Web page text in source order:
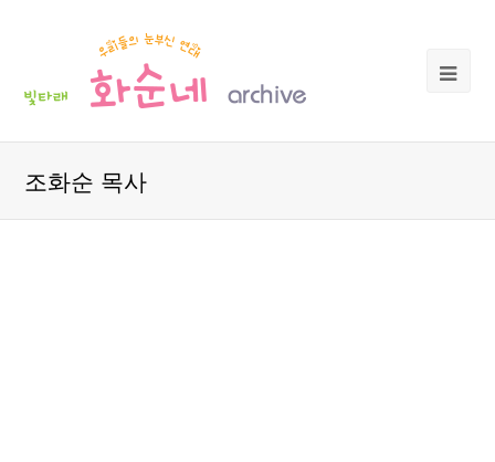
조화순 목사